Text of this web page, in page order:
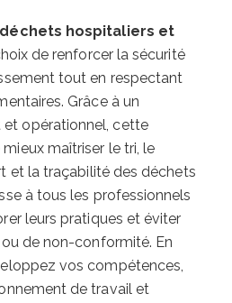
hospitaliers et
de renforcer la sécurité
tout en respectant
Grâce à un
opérationnel, cette
maîtriser le tri, le
et la traçabilité des déchets
à tous les professionnels
leurs pratiques et éviter
ou de non-conformité. En
vos compétences,
de travail et